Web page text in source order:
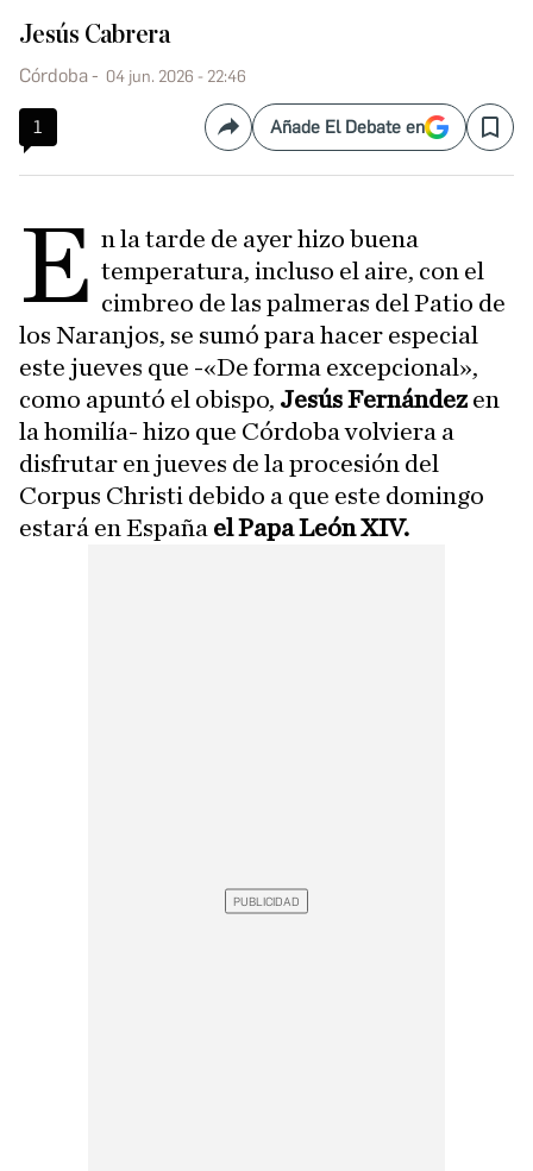
Jesús Cabrera
Córdoba 04 jun. 2026 - 22:46
1 CompartirAñade El Debate en Save
E n la tarde de ayer hizo buena
temperatura, incluso el aire, con el
cimbreo de las palmeras del Patio de
los Naranjos, se sumó para hacer especial
este jueves que -«De forma excepcional»,
como apuntó el obispo, Jesús Fernándezen
la homilía- hizo que Córdoba volviera a
disfrutar en jueves de la procesión del
Corpus Christi debido a que este domingo
estará en España el Papa León XIV.